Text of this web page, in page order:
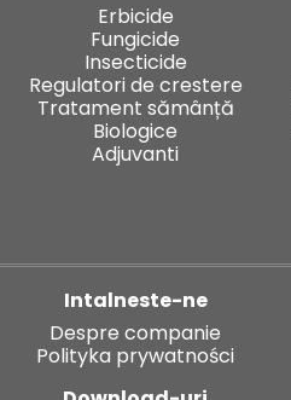
Erbicide
Fungicide
Insecticide
Regulatori de crestere
Tratament sămânță
Biologice
Adjuvanti
Intalneste-ne
Despre companie
Polityka prywatności